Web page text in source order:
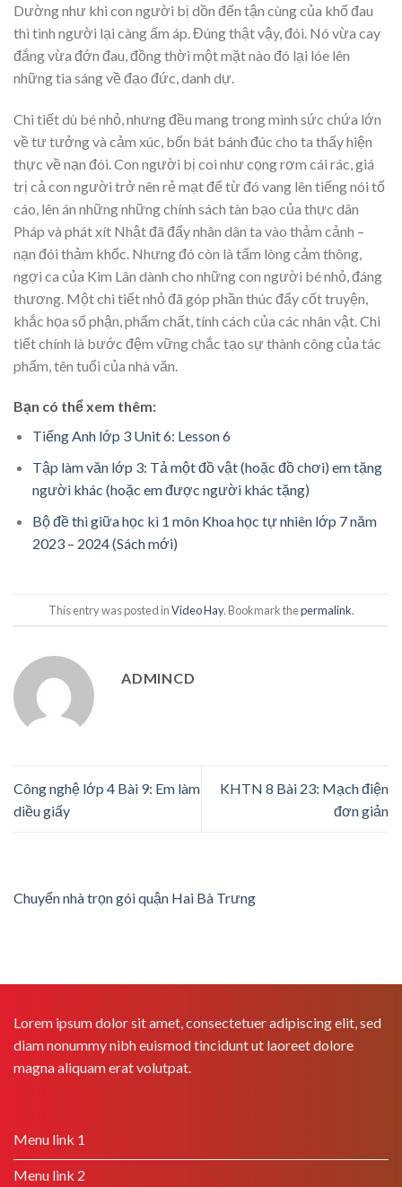
Dường như khi con người bị dồn đến tận cùng của khổ đau
thì tình người lại càng ấm áp. Đúng thật vậy, đói. Nó vừa cay
đắng vừa đớn đau, đồng thời một mặt nào đó lại lóe lên
những tia sáng về đạo đức, danh dự.
Chi tiết dù bé nhỏ, nhưng đều mang trong mình sức chứa lớn
về tư tưởng và cảm xúc, bốn bát bánh đúc cho ta thấy hiện
thực về nạn đói. Con người bị coi như cọng rơm cái rác, giá
trị cả con người trở nên rẻ mạt để từ đó vang lên tiếng nói tố
cáo, lên án những những chính sách tàn bạo của thực dân
Pháp và phát xít Nhật đã đẩy nhân dân ta vào thảm cảnh –
nạn đói thảm khốc. Nhưng đó còn là tấm lòng cảm thông,
ngợi ca của Kim Lân dành cho những con người bé nhỏ, đáng
thương. Một chi tiết nhỏ đã góp phần thúc đẩy cốt truyện,
khắc họa số phận, phẩm chất, tính cách của các nhân vật. Chi
tiết chính là bước đệm vững chắc tạo sự thành công của tác
phẩm, tên tuổi của nhà văn.
Bạn có thể xem thêm:
Tiếng Anh lớp 3 Unit 6: Lesson 6
Tập làm văn lớp 3: Tả một đồ vật (hoặc đồ chơi) em tặng
người khác (hoặc em được người khác tặng)
Bộ đề thi giữa học kì 1 môn Khoa học tự nhiên lớp 7 năm
2023 – 2024 (Sách mới)
This entry was posted inVideo Hay. Bookmark thepermalink.
ADMINCD
Công nghệ lớp 4 Bài 9: Em làm
diều giấy
KHTN 8 Bài 23: Mạch điện
đơn giản
Chuyển nhà trọn gói quận Hai Bà Trưng
Lorem ipsum dolor sit amet, consectetuer adipiscing elit, sed
diam nonummy nibh euismod tincidunt ut laoreet dolore
magna aliquam erat volutpat.
Menu link 1
Menu link 2